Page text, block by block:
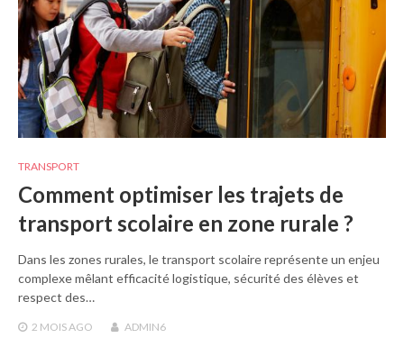
TRANSPORT
Comment optimiser les trajets de
transport scolaire en zone rurale ?
Dans les zones rurales, le transport scolaire représente un enjeu
complexe mêlant efficacité logistique, sécurité des élèves et
respect des…
2 MOIS AGO ADMIN6